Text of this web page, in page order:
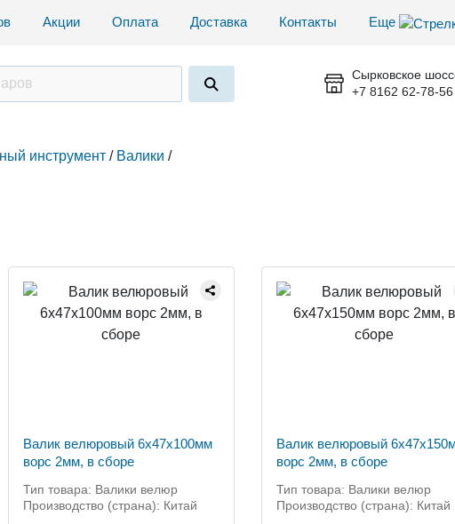
Акции Оплата Доставка Контакты Еще
Сырковское
+7 8162 62-78-56
инструмент / Валики /
Валик велюровый 6x47x100мм
ворс 2мм, в сборе
Тип товара: Валики велюр
Производство (страна): Китай
Валик велюровый
ворс 2мм, в сборе
Тип товара: Валики велюр
Производство (страна): Китай